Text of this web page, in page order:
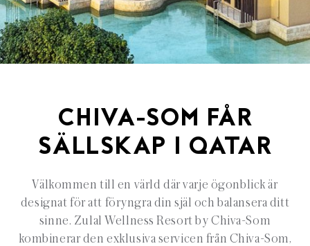
CHIVA-SOM FÅR
SÄLLSKAP I QATAR
Välkommen till en värld där varje ögonblick är
designat för att föryngra din själ och balansera ditt
sinne. Zulal Wellness Resort by Chiva-Som
kombinerar den exklusiva servicen från Chiva-Som,